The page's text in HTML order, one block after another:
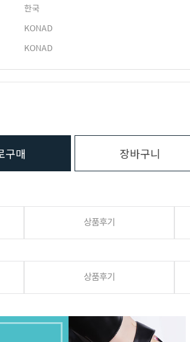
한국
KONAD
KONAD
구매 장바구니
상품후기
상품후기